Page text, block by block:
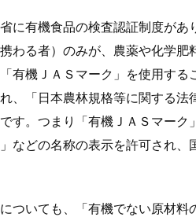
に有機食品の検査認証制度があ
わる者）のみが、農薬や化学肥
有機ＪＡＳマーク」を使用する
、「日本農林規格等に関する法
す。つまり「有機ＪＡＳマーク
などの名称の表示を許可され、
ついても、「有機でない原材料